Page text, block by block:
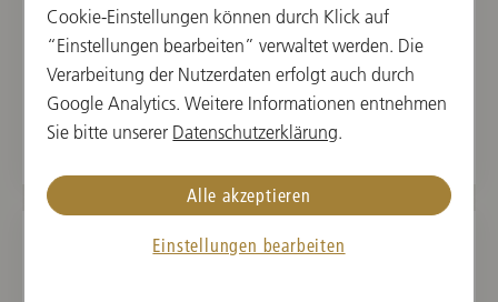
DIRIGENT
Iván Fischer
WERKE VON
Joseph Haydn,
Gustav Mahler
Cookie-Einstellungen können durch Klick auf
“Einstellungen bearbeiten” verwaltet werden. Die
Verarbeitung der Nutzerdaten erfolgt auch durch
Google Analytics. Weitere Informationen entnehmen
Sie bitte unserer Datenschutzerklärung.
Einstellungen bearbeiten
Alle akzeptieren